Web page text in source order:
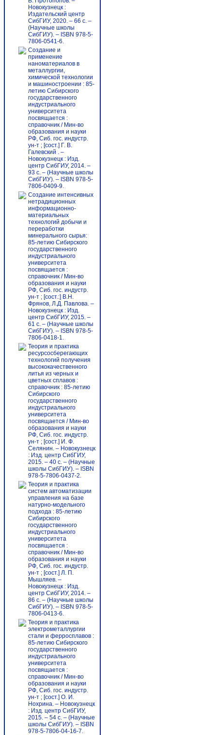
Новокузнецк :
Издательский центр
СибГИУ, 2020. – 66 с. –
(Научные школы
СибГИУ). – ISBN 978-5-
7806-0541-6.
Создание и
применение
наноматериалов в
металлургии,
химической технологии
и машиностроении : 85-
летию Сибирского
государственного
индустриального
университета
посвящается :
справочник / Мин-во
образования и науки
РФ, Сиб. гос. индустр.
ун-т ; [сост.] Г. В.
Галевский . –
Новокузнецк : Изд.
центр СибГИУ, 2014. –
93 с. – (Научные школы
СибГИУ). – ISBN 978-5-
7806-0409-9.
Создание интенсивных
нетрадиционных
информационно-
материальных
технологий добычи и
переработки
минерального сырья:
85-летию Сибирского
государственного
индустриального
университета
посвящается :
справочник / Мин-во
образования и науки
РФ, Сиб. гос. индустр.
ун-т ; [сост.:] В.Н.
Фрянов, Л.Д. Павлова. –
Новокузнецк : Изд.
центр СибГИУ, 2015. –
61 с. – (Научные школы
СибГИУ). – ISBN 978-5-
7806-0418-1.
Теория и практика
ресурсосберегающих
технологий получения
высококачественного
литья из черных и
цветных сплавов :
справочник : 85-летию
Сибирского
государственного
индустриального
университета
посвящается / Мин-во
образования и науки
РФ, Сиб. гос. индустр.
ун-т ; [сост.] И. Ф.
Селянин. – Новокузнецк
: Изд. центр СибГИУ,
2015. – 40 с. – (Научные
школы СибГИУ). – ISBN
978-5-7806-0437-2.
Теория и практика
систем автоматизации
управления на базе
натурно-модельного
подхода : 85-летию
Сибирского
государственного
индустриального
университета
посвящается :
справочник / Мин-во
образования и науки
РФ, Сиб. гос. индустр.
ун-т ; [сост.] Л. П.
Мышляев. –
Новокузнецк : Изд.
центр СибГИУ, 2014. –
86 c. – (Научные школы
СибГИУ). – ISBN 978-5-
7806-0413-6.
Теория и практика
электрометаллургии
стали и ферросплавов :
85-летию Сибирского
государственного
индустриального
университета
посвящается :
справочник / Мин-во
образования и науки
РФ, Сиб. гос. индустр.
ун-т ; [сост.] О. И.
Нохрина. – Новокузнецк
: Изд. центр СибГИУ,
2015. – 54 с. – (Научные
школы СибГИУ). – ISBN
978-5-7806-04-16-7.